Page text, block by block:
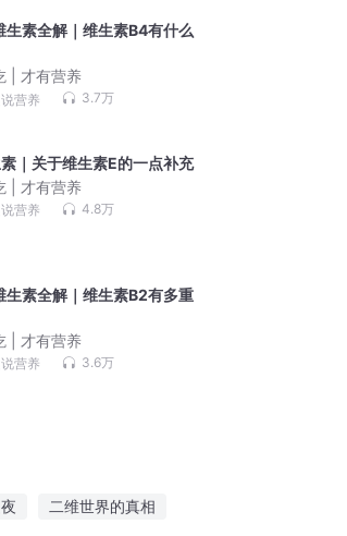
素全解｜维生素B4有什么
| 才有营养
营养 3.7万
｜关于维生素E的一点补充
| 才有营养
营养 4.8万
素全解｜维生素B2有多重
| 才有营养
营养 3.6万
二维世界的真相